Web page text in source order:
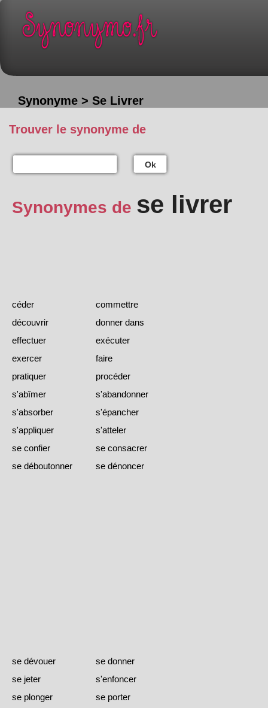
Synonyme > Se Livrer
Trouver le synonyme de
Ok
Synonymes de se livrer
céder
commettre
découvrir
donner dans
effectuer
exécuter
exercer
faire
pratiquer
procéder
s'abîmer
s'abandonner
s'absorber
s'épancher
s'appliquer
s'atteler
se confier
se consacrer
se déboutonner
se dénoncer
se dévouer
se donner
se jeter
s'enfoncer
se plonger
se porter